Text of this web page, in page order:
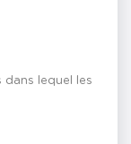
lequel les